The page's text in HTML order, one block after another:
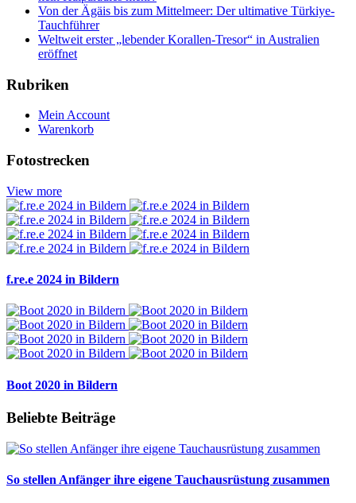
Von der Ägäis bis zum Mittelmeer: Der ultimative Türkiye-
Tauchführer
Weltweit erster „lebender Korallen-Tresor“ in Australien
eröffnet
Rubriken
Mein Account
Warenkorb
Fotostrecken
View more
f.re.e 2024 in Bildern
Boot 2020 in Bildern
Beliebte Beiträge
So stellen Anfänger ihre eigene Tauchausrüstung zusammen